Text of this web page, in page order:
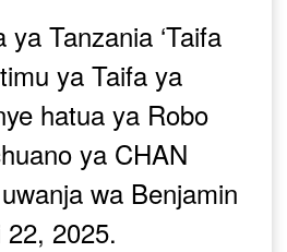
Tanzania ‘Taifa
ya Taifa ya
hatua ya Robo
ya CHAN
wa Benjamin
2025.